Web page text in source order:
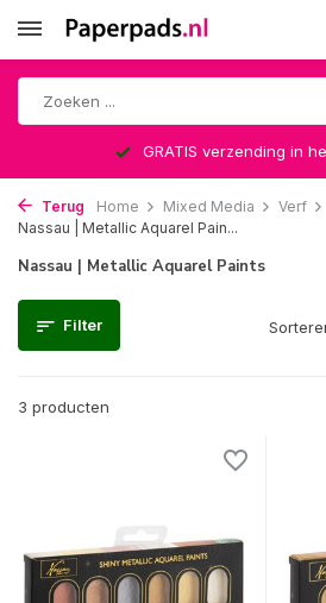
GRATIS verzending in
Terug Home Mixed Media Verf
Nassau | Metallic Aquarel Pain...
Nassau | Metallic Aquarel Paints
Filter
3 producten